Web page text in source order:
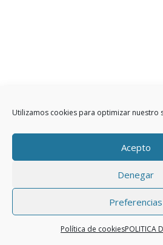
Utilizamos cookies para optimizar nuestro
Acepto
Denegar
Preferencias
Política de cookiesPOLITICA